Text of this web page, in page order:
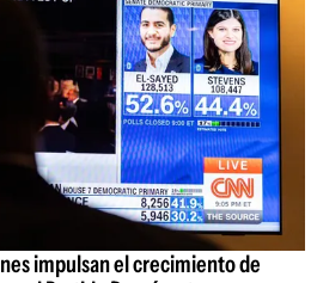
impulsan el crecimiento de